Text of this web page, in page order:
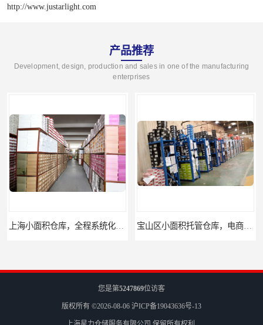
http://www.justarlight.com
产品推荐
Development, design, production and sales in one of the manufacturing
enterprises
上海小面积仓库，全程系统化管理 宝山区小面积托管仓库，电商仓库
您是第5247869位访客
版权所有 ©2026-08-06 沪ICP备19043636号-13